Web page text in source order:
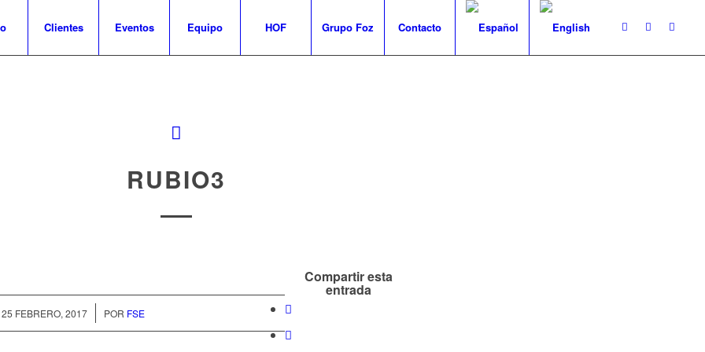
Clientes Eventos Equipo HOF Grupo Foz Contacto
RUBIO3
25 FEBRERO, 2017
/ POR FSE
Compartir esta
entrada